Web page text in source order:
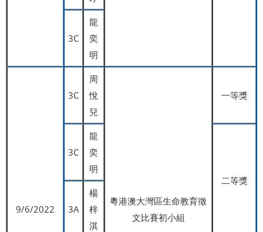
3C
龍
奕
明
9/6/2022
3C
周
悅
兒
粵港澳大灣區生命教育徵
文比賽初小組
一等獎
3C
龍
奕
明
二等獎
3A
楊
梓
淇